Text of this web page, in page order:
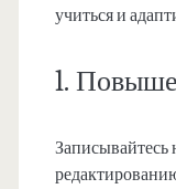
учиться и
1.
Записывайтесь